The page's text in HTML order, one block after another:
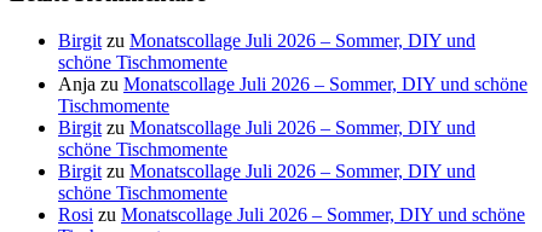
Birgit zu Monatscollage Juli 2026 – Sommer, DIY und
schöne Tischmomente
Anja zu Monatscollage Juli 2026 – Sommer, DIY und schöne
Tischmomente
Birgit zu Monatscollage Juli 2026 – Sommer, DIY und
schöne Tischmomente
Birgit zu Monatscollage Juli 2026 – Sommer, DIY und
schöne Tischmomente
Rosi zu Monatscollage Juli 2026 – Sommer, DIY und schöne